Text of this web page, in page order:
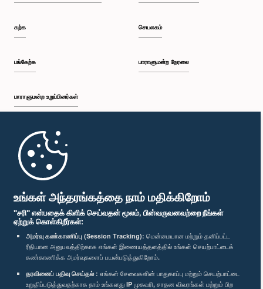
உங்கள் அந்தரங்கத்தை நாம் மதிக்கிறோம்
"சரி" என்பதைக் கிளிக் செய்வதன் மூலம், பின்வருவனவற்றை நீங்கள்
ஏற்றுக் கொள்கிறீர்கள்:
அமர்வு கண்காணிப்பு (Session Tracking): மென்மையான மற்றும் தனிப்பட்ட
ரீதியான அனுபவத்திற்காக எங்கள் இணையத்தளத்தில் உங்கள் செயற்பாட்டைக்
கண்காணிக்க அமர்வுகளைப் பயன்படுத்துகிறோம்.
தரவினைப் பதிவு செய்தல் : எங்கள் சேவைகளின் பாதுகாப்பு மற்றும் செயற்பாட்டை
உறுதிப்படுத்துவதற்காக நாம் உங்களது IP முகவரி, சாதன விவரங்கள் மற்றும் பிற
பி.ப. 1:33 - பி.ப. 1:43
பி.ப. 1:48 - பி.ப. 1:58
பி.ப. 1:58 - பி.ப. 2:06
பி.ப. 2:06 - பி.ப. 2:10
கற்க
பங்கேற்க
பாராளுமன்ற உறுப்பினர்கள்
முதற்பக்கம்
செயலகம்
பாராளுமன்ற நேரலை
பாராளுமன்ற கையடக்க செயலி
எம்மை பின்தொடர்க :
விருதுகள்